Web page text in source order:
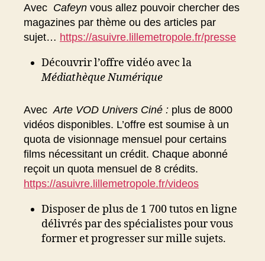
Avec Cafeyn vous allez pouvoir chercher des
magazines par thème ou des articles par
sujet… https://asuivre.lillemetropole.fr/presse
Découvrir l’offre vidéo avec la
Médiathèque Numérique
Avec Arte VOD Univers Ciné : plus de 8000
vidéos disponibles. L’offre est soumise à un
quota de visionnage mensuel pour certains
films nécessitant un crédit. Chaque abonné
reçoit un quota mensuel de 8 crédits.
https://asuivre.lillemetropole.fr/videos
Disposer de plus de 1 700 tutos en ligne
délivrés par des spécialistes pour vous
former et progresser sur mille sujets.